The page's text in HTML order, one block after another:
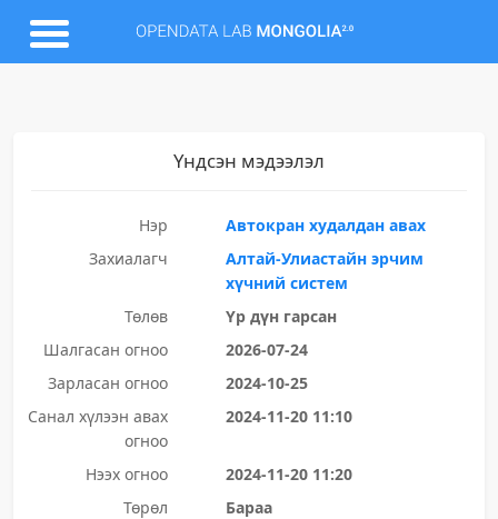
Үндсэн мэдээлэл
Нэр
Автокран худалдан авах
Захиалагч
Алтай-Улиастайн эрчим
хүчний систем
Төлөв
Үр дүн гарсан
Шалгасан огноо
2026-07-24
Зарласан огноо
2024-10-25
Санал хүлээн авах
огноо
2024-11-20 11:10
Нээх огноо
2024-11-20 11:20
Төрөл
Бараа